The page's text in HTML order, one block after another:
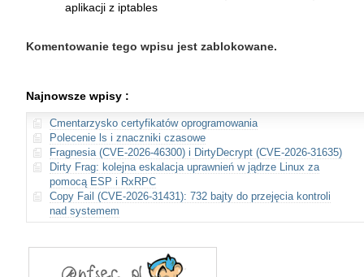
aplikacji z iptables
Komentowanie tego wpisu jest zablokowane.
Najnowsze wpisy :
Cmentarzysko certyfikatów oprogramowania
Polecenie ls i znaczniki czasowe
Fragnesia (CVE-2026-46300) i DirtyDecrypt (CVE-2026-31635)
Dirty Frag: kolejna eskalacja uprawnień w jądrze Linux za
pomocą ESP i RxRPC
Copy Fail (CVE-2026-31431): 732 bajty do przejęcia kontroli
nad systemem